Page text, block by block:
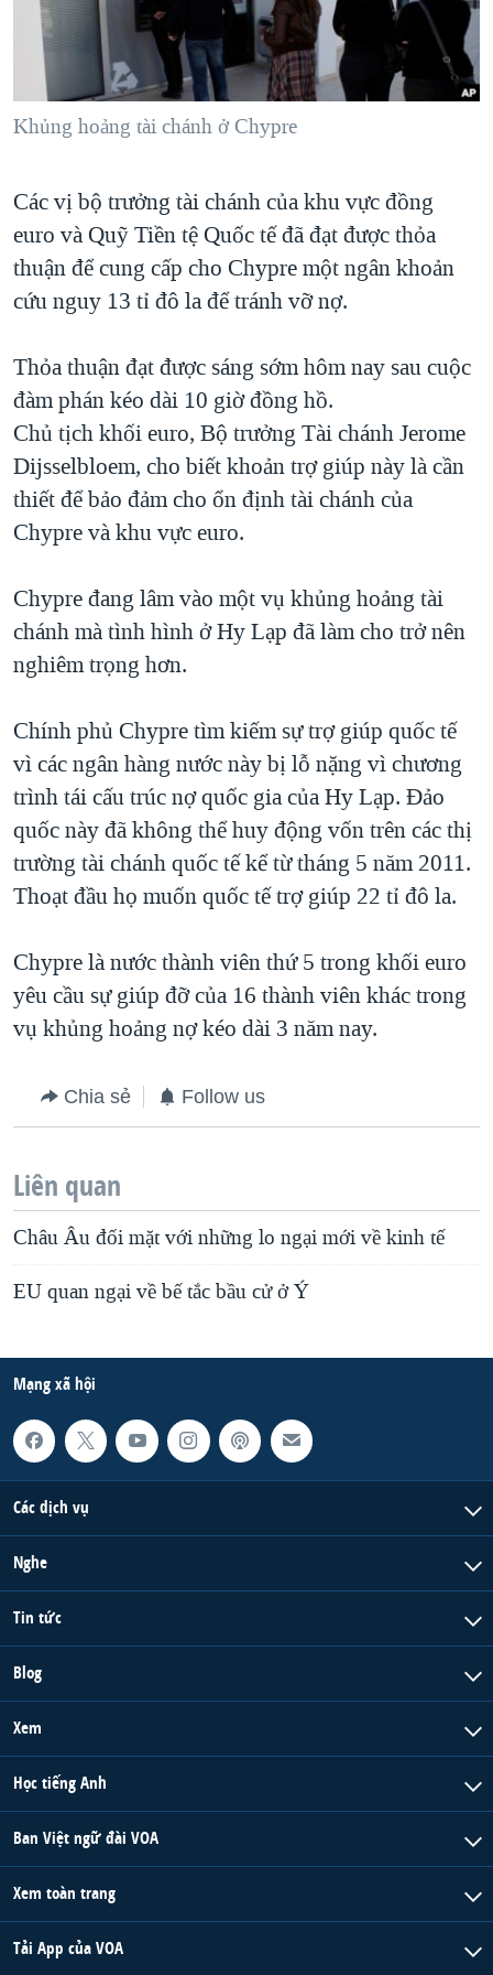
"Tìm"NGƯỜI VIỆT HẢI NGOẠI
ĐỜI SỐNG
KINH TẾ
KHOA HỌC
THỂ THAO
GIÁO DỤC
HÀNH TRÌNH BẦU CỬ 2024
MỘT NĂM CHIẾN TRANH TẠI DẢI GAZA
GIẢI MÃ VÀNH ĐAI & CON ĐƯỜNG
TRỊNH VĨNH BÌNH - NGƯỜI HẠ 'BÊN THẮNG CUỘC'
GROUND ZERO – XƯA VÀ NAY
CHI PHÍ CHIẾN TRANH AFGHANISTAN
THƯỢNG ĐỈNH TRUMP-KIM TẠI VIỆT NAM
TRỊNH VĨNH BÌNH VS. CHÍNH PHỦ VIỆT NAM
NGƯ DÂN VIỆT VÀ LÀN SÓNG TRỘM HẢI SÂM
BÊN KIA QUỐC LỘ: TIẾNG VỌNG TỪ NÔNG THÔN MỸ
QUAN HỆ VIỆT MỸ
VIDEO
NGHE
MẠNG XÃ HỘI
Ngôn ngữ khác
Khủng hoảng tài chánh ở Chypre
Các vị bộ trưởng tài chánh của khu vực đồng
euro và Quỹ Tiền tệ Quốc tế đã đạt được thỏa
thuận để cung cấp cho Chypre một ngân khoản
cứu nguy 13 tỉ đô la để tránh vỡ nợ.
Thỏa thuận đạt được sáng sớm hôm nay sau cuộc
đàm phán kéo dài 10 giờ đồng hồ.
Chủ tịch khối euro, Bộ trưởng Tài chánh Jerome
Dijsselbloem, cho biết khoản trợ giúp này là cần
thiết để bảo đảm cho ổn định tài chánh của
Chypre và khu vực euro.
Chypre đang lâm vào một vụ khủng hoảng tài
chánh mà tình hình ở Hy Lạp đã làm cho trở nên
nghiêm trọng hơn.
Chính phủ Chypre tìm kiếm sự trợ giúp quốc tế
vì các ngân hàng nước này bị lỗ nặng vì chương
trình tái cấu trúc nợ quốc gia của Hy Lạp. Đảo
quốc này đã không thể huy động vốn trên các thị
trường tài chánh quốc tế kể từ tháng 5 năm 2011.
Thoạt đầu họ muốn quốc tế trợ giúp 22 tỉ đô la.
Chypre là nước thành viên thứ 5 trong khối euro
yêu cầu sự giúp đỡ của 16 thành viên khác trong
vụ khủng hoảng nợ kéo dài 3 năm nay.
Chia sẻ Follow us
Liên quan
Châu Âu đối mặt với những lo ngại mới về kinh tế
EU quan ngại về bế tắc bầu cử ở Ý
Mạng xã hội
Các dịch vụ
Nghe
Tin tức
Blog
Xem
Học tiếng Anh
Ban Việt ngữ đài VOA
Xem toàn trang
Tải App của VOA